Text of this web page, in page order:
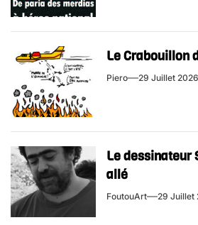
Le Crabouillon
Piero 29 Juillet 2026
Le dessinateur
allé
FoutouArt 29 Juillet